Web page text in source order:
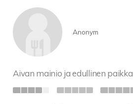
Anonym
Aivan mainio ja edullinen paikka